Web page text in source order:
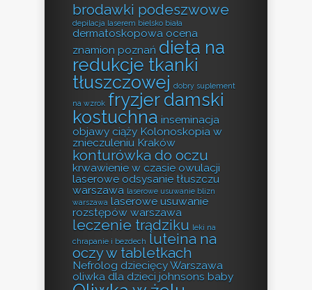
brodawki podeszwowe
depilacja laserem bielsko biała
dermatoskopowa ocena
znamion poznań dieta na
redukcje tkanki
tłuszczowej dobry suplement
na wzrok fryzjer damski
kostuchna inseminacja
objawy ciąży Kolonoskopia w
znieczuleniu Kraków
konturówka do oczu
krwawienie w czasie owulacji
laserowe odsysanie tłuszczu
warszawa laserowe usuwanie blizn
warszawa laserowe usuwanie
rozstępów warszawa
leczenie trądziku leki na
chrapanie i bezdech luteina na
oczy w tabletkach
Nefrolog dziecięcy Warszawa
oliwka dla dzieci johnsons baby